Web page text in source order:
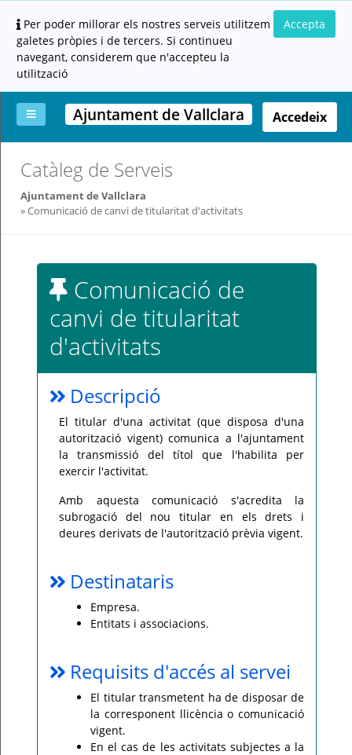
Per poder millorar els nostres serveis utilitzem
galetes pròpies i de tercers. Si continueu
navegant, considerem que n'accepteu la
utilització
Accepta
meva
documentació
ciutadana
administracions)
Ajuntament de Vallclara Accedeix
Catàleg de Serveis
Ajuntament de Vallclara
Comunicació de canvi de titularitat d'activitats
Comunicació de
canvi de titularitat
d'activitats
Descripció
El titular d'una activitat (que disposa d'una
autorització vigent) comunica a l'ajuntament
la transmissió del títol que l'habilita per
exercir l'activitat.
Amb aquesta comunicació s'acredita la
subrogació del nou titular en els drets i
deures derivats de l'autorització prèvia vigent.
Destinataris
Empresa.
Entitats i associacions.
Requisits d'accés al servei
El titular transmetent ha de disposar de
la corresponent llicència o comunicació
vigent.
En el cas de les activitats subjectes a la